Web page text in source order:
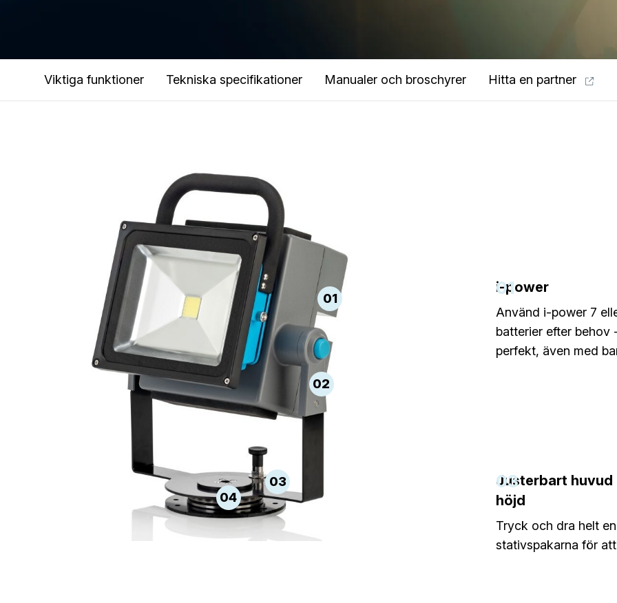
Viktiga funktioner Tekniska specifikationer Manualer och broschyrer Hitta en partner
01
02
03
04
01
i-power
Använd i-power 7
batterier efter behov
perfekt, även med
03
Justerbart huvud
höjd
Tryck och dra helt
stativspakarna för